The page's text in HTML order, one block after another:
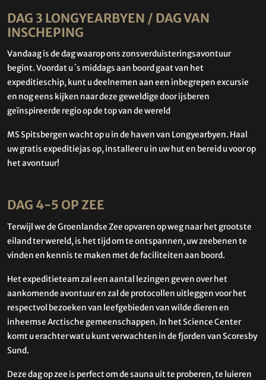
DAG 3 LONGYEARBYEN / DAG VAN
INSCHEPING
Vandaag is de dag waarop ons zonsverduisteringsavontuur
begint. Voordat u `s middags aan boord gaat van het
expeditieschip, kunt u deelnemen aan een inbegrepen excursie
en nog eens kijken naar deze geweldige door ijsberen
geïnspireerde regio op de top van de wereld
MS Spitsbergen wacht op u in de haven van Longyearbyen. Haal
uw gratis expeditiejas op, installeer u in uw hut en bereid u voor op
het avontuur!
DAG 4-5 OP ZEE
Terwijl we de Groenlandse Zee opvaren op weg naar het grootste
eiland ter wereld, is het tijd om te ontspannen, uw zeebenen te
vinden en kennis te maken met de faciliteiten aan boord.
Het expeditieteam zal een aantal lezingen geven over het
aankomende avontuur en zal de protocollen uitleggen voor het
respectvol bezoeken van leefgebieden van wilde dieren en
inheemse Arctische gemeenschappen. In het Science Center
komt u erachter wat u kunt verwachten in de fjorden van Scoresby
Sund.
Deze dag op zee is perfect om de sauna uit te proberen, te luieren